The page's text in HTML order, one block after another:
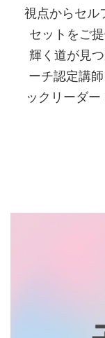
視点からセル
セットをご
輝く道が見
ーチ認定講
ックリーダ